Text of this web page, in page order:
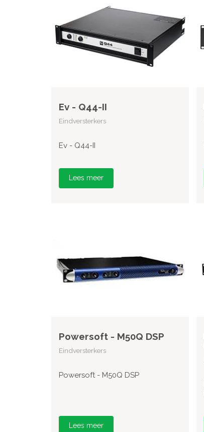
Ev - Q44-II
Eindversterkers
Ev - Q44-II
Lees meer
Powersoft - M50Q DSP
Eindversterkers
Powersoft - M50Q DSP
Lees meer